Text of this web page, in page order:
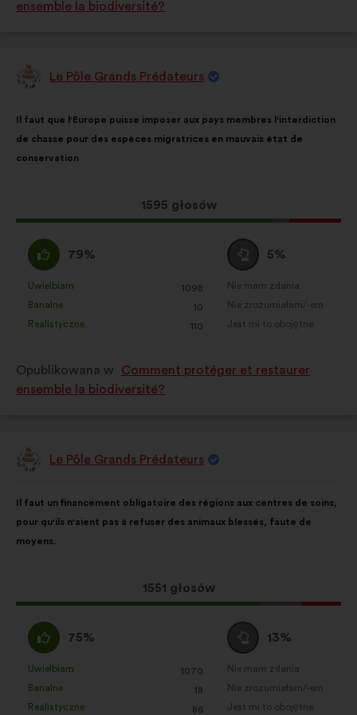
kategorii:
ensemble la biodiversité?
Propozycja:Le Pôle Grands Prédateurs
propozycji:
Il faut que l'Europe puisse imposer aux pays membres l'interdiction
de chasse pour des espèces migratrices en mauvais état de
conservation
Ta
propozycja
1595 głosów
czym
głosy
rozłożyły
Zgadzam
się
:
79%
w
kategorii:
Uwielbiam
: 1098
razy
Banalne
: 10
razy
Realistyczne
: 110
razy
Wstrzymuję
się
:
5%
w
Nie mam zdania
:razy
Nie zrozumiałam/-em
:razy
Jest mi to obojętne
:razy
Opublikowana w
Comment protéger et restaurer
ensemble la biodiversité?
Propozycja:Le Pôle Grands Prédateurs
propozycji:
Il faut un financement obligatoire des régions aux centres de soins,
pour qu'ils n'aient pas à refuser des animaux blessés, faute de
moyens.
Ta
propozycja
1551 głosów
czym
głosy
rozłożyły
Zgadzam
się
:
75%
Uwielbiam
: 1070
razy
Banalne
: 18
razy
Realistyczne
: 86
razy
Wstrzymuję
się
:
13%
Nie mam zdania
:razy
Nie zrozumiałam/-em
:razy
Jest mi to obojętne
:razy